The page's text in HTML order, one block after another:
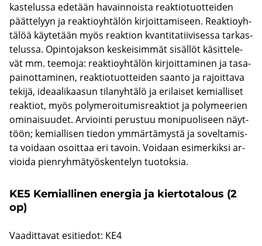
kas­te­lus­sa ede­tään ha­vain­nois­ta reak­tio­tuot­tei­den
päät­te­lyyn ja reak­tio­yh­tä­lön kir­joit­ta­mi­seen. Reak­tio­yh­
tä­löä käy­te­tään myös reak­tion kvan­ti­ta­tii­vi­ses­sa tar­kas­
te­lus­sa. Opin­to­jak­son kes­kei­sim­mät si­säl­löt kä­sit­te­le­
vät mm. tee­mo­ja: reak­tio­yh­tä­lön kir­joit­ta­mi­nen ja ta­sa­
pai­not­ta­mi­nen, reak­tio­tuot­tei­den saan­to ja ra­joit­ta­va
te­ki­jä, ide­aa­li­kaa­sun ti­la­nyh­tä­lö ja eri­lai­set ke­mial­li­set
reak­tiot, myös po­ly­me­roi­tu­mis­reak­tiot ja po­ly­mee­rien
omi­nai­suu­det. Ar­vioin­ti pe­rus­tuu mo­ni­puo­li­seen näyt­
töön; ke­mial­li­sen tie­don ym­mär­tä­mys­tä ja so­vel­ta­mis­
ta voi­daan osoit­taa eri ta­voin. Voi­daan esi­mer­kik­si ar­
vioi­da pien­ryh­mä­työs­ken­te­lyn tuo­tok­sia.
KE5 Ke­mial­li­nen ener­gia ja kier­to­ta­lous (2
op)
Vaa­dit­ta­vat esi­tie­dot: KE4